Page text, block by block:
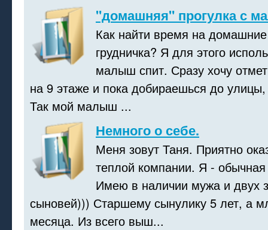
"домашняя" прогулка с
Как найти время на
грудничка? Я для этого
малыш спит. Сразу хочу
на 9 этаже и пока добираешься до
Так мой малыш ...
Немного о себе.
Меня зовут Таня. Приятно
теплой компании. Я -
Имею в наличии мужа и двух
сыновей))) Старшему сынулику 5 лет, а
месяца. Из всего выш...